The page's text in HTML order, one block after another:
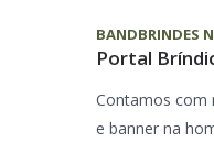
BANDBRINDES
Portal
Contamos com
e banner na